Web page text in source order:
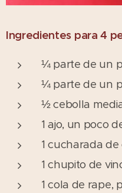
Ingredientes para 4
¼ parte de un
¼ parte de un
½ cebolla
1 ajo, un poco
1 cucharada
1 chupito de
1 cola de rape,